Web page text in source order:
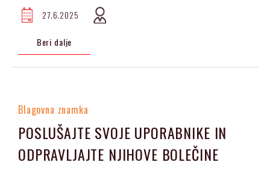
27.6.2025
Beri dalje
Blagovna znamka
POSLUŠAJTE SVOJE UPORABNIKE IN
ODPRAVLJAJTE NJIHOVE BOLEČINE